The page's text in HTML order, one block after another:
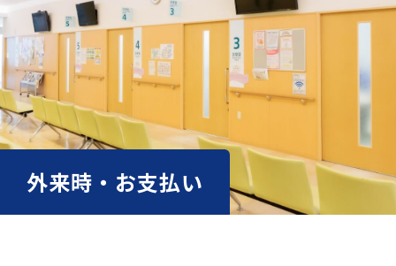
外来時・お支払い